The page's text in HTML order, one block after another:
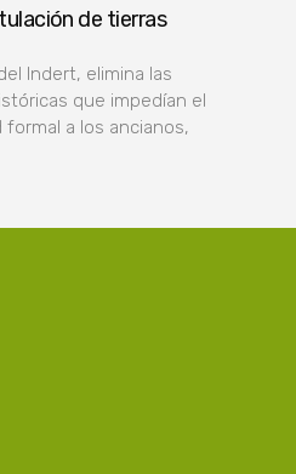
de tierras
Indert, elimina las
que impedían el
a los ancianos,